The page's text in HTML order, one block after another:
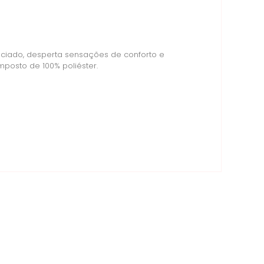
desperta sensações de conforto e
de 100% poliéster.